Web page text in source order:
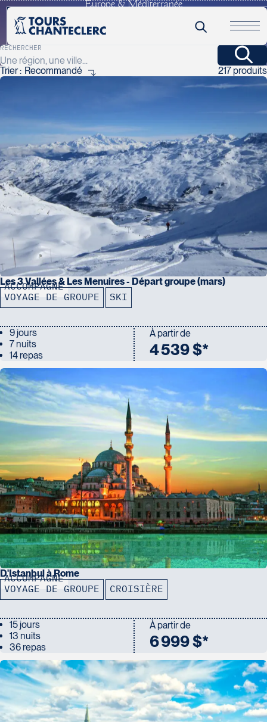
Europe & Méditerranée
Un réel musée à ciel ouvert !
RECHERCHER
EUROPE & MÉDITERRANÉE
Trier : 217 produits
ACCOMPAGNÉ
Les 3 Vallées & Les Menuires - Départ groupe (mars)
VOYAGE DE GROUPE SKI
9 jours
7 nuits
14 repas
À partir de
4 539 $*
ACCOMPAGNÉ
D'Istanbul à Rome
VOYAGE DE GROUPE CROISIÈRE
15 jours
13 nuits
36 repas
À partir de
6 999 $*